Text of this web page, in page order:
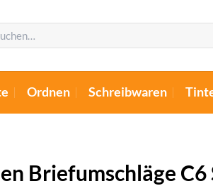
Ordnen Schreibwaren
Briefumschläge